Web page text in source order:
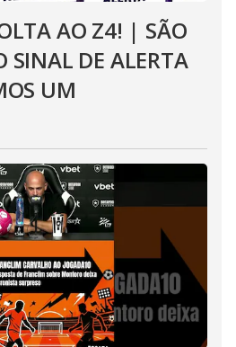
AO Z4! | SÃO
SINAL DE ALERTA
UM